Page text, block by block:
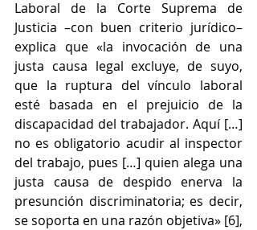
Laboral de la Corte Suprema de
Justicia –con buen criterio jurídico–
explica que «la invocación de una
justa causa legal excluye, de suyo,
que la ruptura del vínculo laboral
esté basada en el prejuicio de la
discapacidad del trabajador. Aquí […]
no es obligatorio acudir al inspector
del trabajo, pues […] quien alega una
justa causa de despido enerva la
presunción discriminatoria; es decir,
se soporta en una razón objetiva» [6],